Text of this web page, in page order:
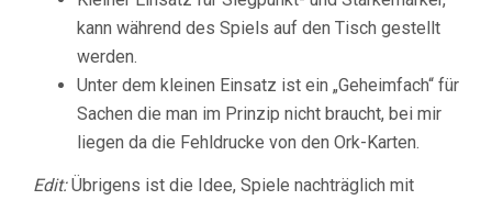
kann während des Spiels auf den Tisch gestellt
werden.
Unter dem kleinen Einsatz ist ein „Geheimfach“ für
Sachen die man im Prinzip nicht braucht, bei mir
liegen da die Fehldrucke von den Ork-Karten.
Edit:Übrigens ist die Idee, Spiele nachträglich mit